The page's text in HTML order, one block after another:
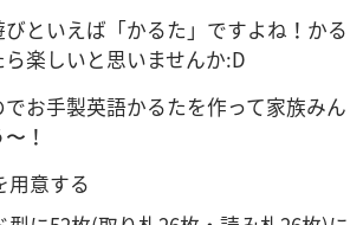
といえば「かるた」ですよね！かる
楽しいと思いませんか:D
お手製英語かるたを作って家族みん
！
用意する